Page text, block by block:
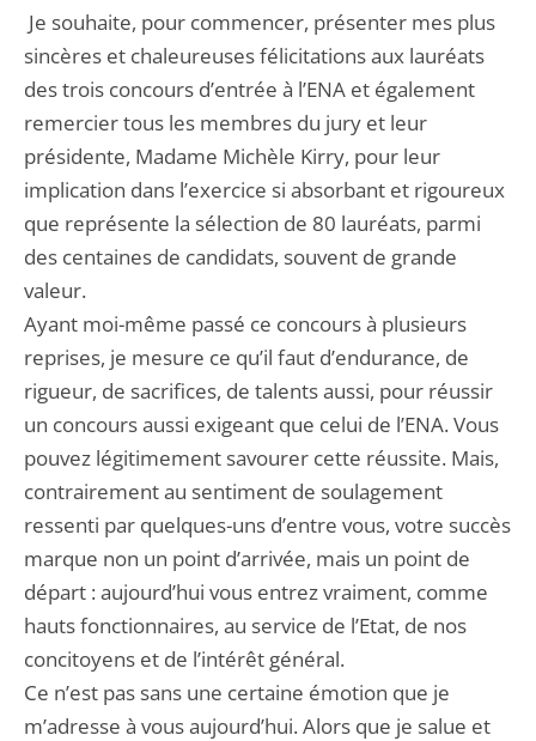
Je souhaite, pour commencer, présenter mes plus
sincères et chaleureuses félicitations aux lauréats
des trois concours d’entrée à l’ENA et également
remercier tous les membres du jury et leur
présidente, Madame Michèle Kirry, pour leur
implication dans l’exercice si absorbant et rigoureux
que représente la sélection de 80 lauréats, parmi
des centaines de candidats, souvent de grande
valeur.
Ayant moi-même passé ce concours à plusieurs
reprises, je mesure ce qu’il faut d’endurance, de
rigueur, de sacrifices, de talents aussi, pour réussir
un concours aussi exigeant que celui de l’ENA. Vous
pouvez légitimement savourer cette réussite. Mais,
contrairement au sentiment de soulagement
ressenti par quelques-uns d’entre vous, votre succès
marque non un point d’arrivée, mais un point de
départ : aujourd’hui vous entrez vraiment, comme
hauts fonctionnaires, au service de l’Etat, de nos
concitoyens et de l’intérêt général.
Ce n’est pas sans une certaine émotion que je
m’adresse à vous aujourd’hui. Alors que je salue et